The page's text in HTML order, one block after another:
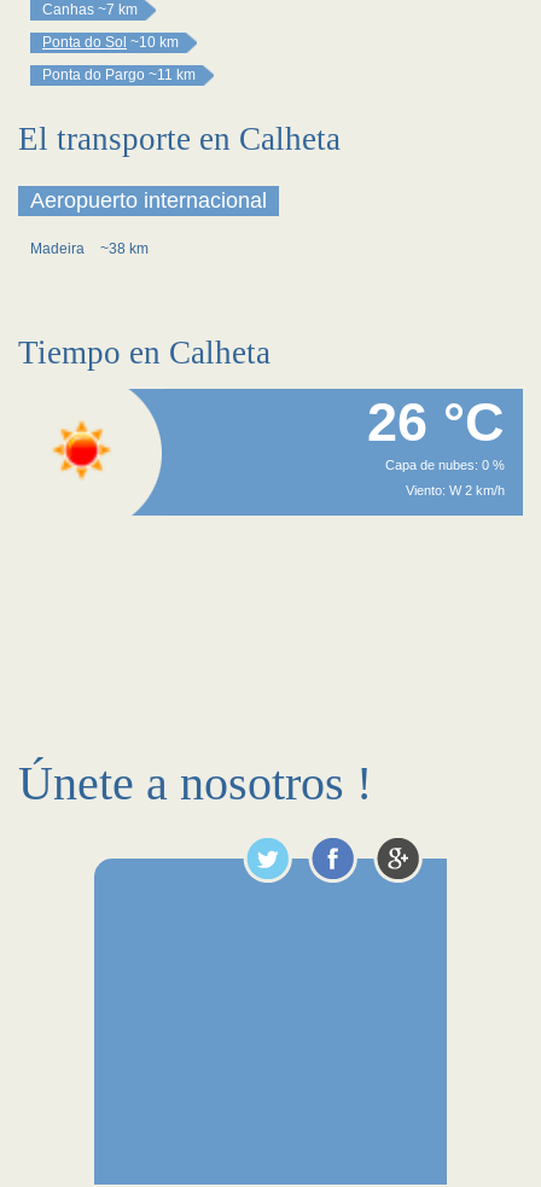
Canhas ~7 km
Ponta do Sol ~10 km
Ponta do Pargo ~11 km
El transporte en Calheta
Aeropuerto internacional
Madeira ~38 km
Tiempo en Calheta
26 °C
Capa de nubes: 0 %
Viento: W 2 km/h
Únete a nosotros !